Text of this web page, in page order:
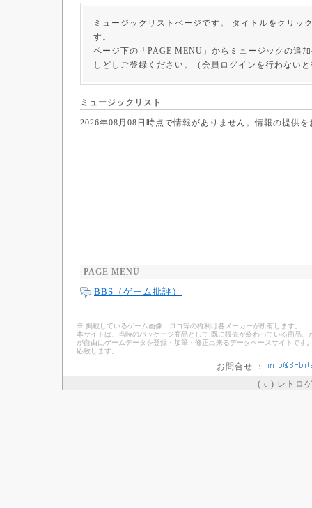
ミュージックリストページです。 タイトルをクリッ
す。
ページ下の「PAGE MENU」からミュージックの追
しどしご登録ください。（会員ログインを行わない
ミュージックリスト
2026年08月08日時点で情報がありません。情報の提供
PAGE MENU
BBS（ゲーム批評）
※ 掲載しているゲーム画像、ロゴ等の権利は各メーカーが所有します。
本サイトは、当時のパッケージ商品として 既に販売が終わっている商品
が自由にゲームデータを登録・加筆・修正出来るデータベースサイトで
応致します。
お問合せ ：
( c ) レトロ